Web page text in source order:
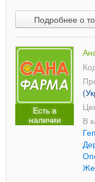
Подробнее о
Есть в
наличии
В